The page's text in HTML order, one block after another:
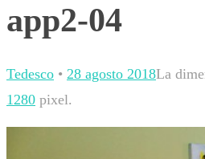
app2-04
Tedesco • 28 agosto 2018La
1280 pixel.